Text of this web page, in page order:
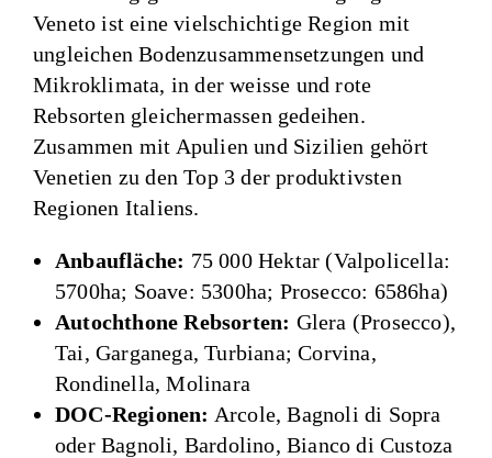
Veneto ist eine vielschichtige Region mit
ungleichen Bodenzusammensetzungen und
Mikroklimata, in der weisse und rote
Rebsorten gleichermassen gedeihen.
Zusammen mit Apulien und Sizilien gehört
Venetien zu den Top 3 der produktivsten
Regionen Italiens.
Anbaufläche: 75 000 Hektar (Valpolicella:
5700ha; Soave: 5300ha; Prosecco: 6586ha)
Autochthone Rebsorten: Glera (Prosecco),
Tai, Garganega, Turbiana; Corvina,
Rondinella, Molinara
DOC-Regionen: Arcole, Bagnoli di Sopra
oder Bagnoli, Bardolino, Bianco di Custoza